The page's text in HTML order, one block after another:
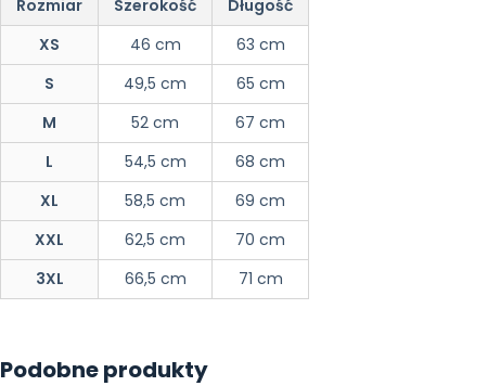
Rozmiar Szerokość
Długość
XS
46 cm
63 cm
S
49,5 cm
65 cm
M
52 cm
67 cm
L
54,5 cm
68 cm
XL
58,5 cm
69 cm
XXL
62,5 cm
70 cm
3XL
66,5 cm 71 cm
Podobne produkty